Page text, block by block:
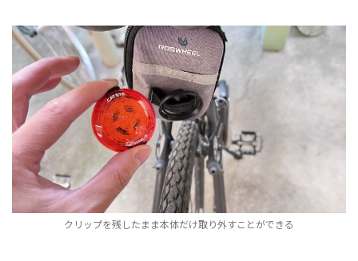
クリップを残したまま本体だけ取り外すことができる